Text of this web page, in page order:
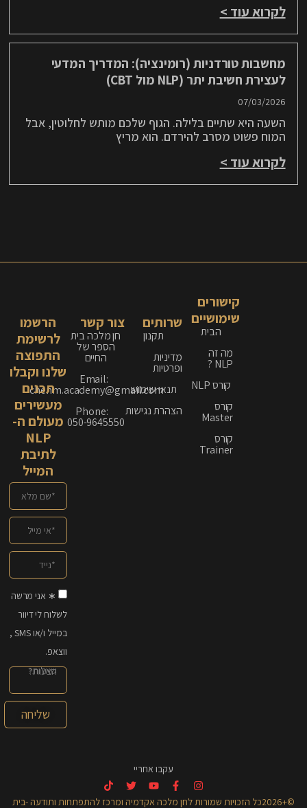
לקרוא עוד >
מחשבות טורדניות (רומינציה): המדריך המדעי
לעצירת חשיבת יתר (NLP מול CBT)
07/03/2026
השעה היא שתיים בלילה. הגוף שלכם מותש לחלוטין, אבל
המוח פשוט מסרב להירדם. הוא מריץ
לקרוא עוד >
קישורים
שימושיים
הבית
מה זה
NLP ?
קורס NLP
קורס
Master
קורס
Trainer
שרותים
תקנון
מדיניות
ופרטיות
תנאי שימוש
הצהרת נגישות
צור קשר
חן מלכה בית
הספר של
החיים
Email:
chenm.academy@gmail.com
Phone:
050-9645550
הרשמו
לרשימת
התפוצה
שלנו וקבלו
תכנים
מעשירים
מעולם ה-
NLP
לתיבת
המייל
∗ אני מרשה
לשלוח לי דיוור
במייל ו/או SMS ,
ווצאפ.
שליחה
עקבו אחריי
©+2026כל הזכויות שמורות לחן מלכה אקדמיה ומרכז להתפתחות ותודעה -בית